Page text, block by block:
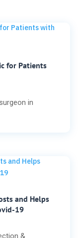
for Patients
in
and Helps
19
&